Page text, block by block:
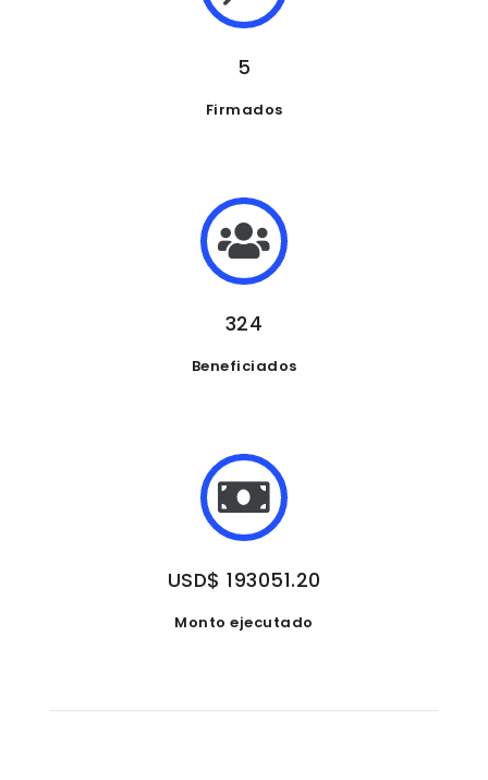
5
Firmados
324
Beneficiados
USD$ 193051.20
Monto ejecutado